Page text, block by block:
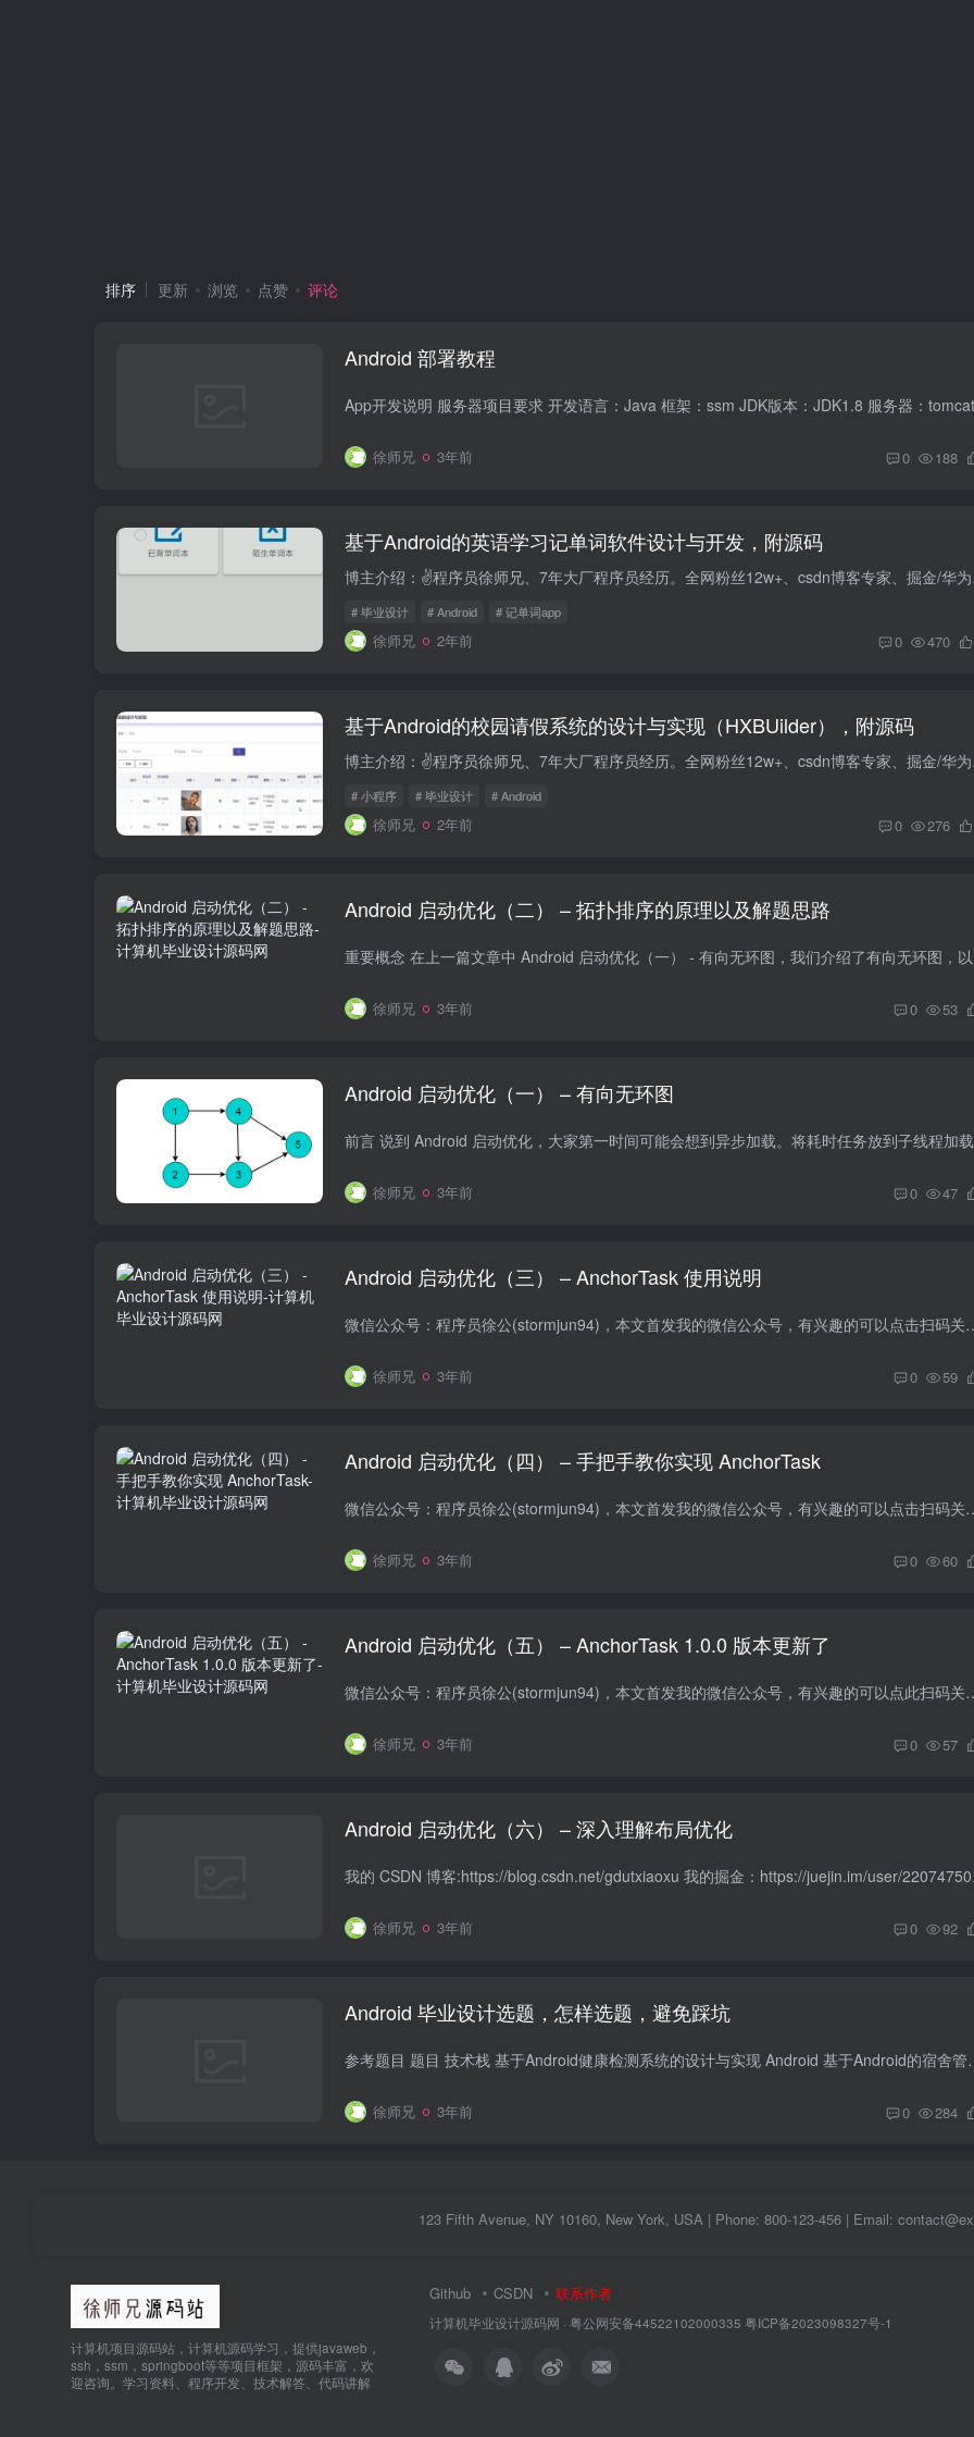
排序 更新 浏览 点赞 评论
Android 部署教程
徐师兄 3年前 0 188
基于Android的英语学习记单词软件设计与开发，附源码
# 毕业设计 # Android # 记单词app
徐师兄 2年前 0 470
基于Android的校园请假系统的设计与实现（HXBUilder），附源码
# 小程序 # 毕业设计 # Android
徐师兄 2年前 0 276
Android 启动优化（二） – 拓扑排序的原理以及解题思路
徐师兄 3年前 0 53
Android 启动优化（一） – 有向无环图
徐师兄 3年前 0 47
Android 启动优化（三） – AnchorTask 使用说明
微信公众号：程序员徐公(stormjun94)，本文首发我的微信公众号
徐师兄 3年前 0 59
Android 启动优化（四） – 手把手教你实现 AnchorTask
微信公众号：程序员徐公(stormjun94)，本文首发我的微信公众号
徐师兄 3年前 0 60
Android 启动优化（五） – AnchorTask 1.0.0 版本更新了
微信公众号：程序员徐公(stormjun94)，本文首发我的微信公众号，
徐师兄 3年前 0 57
Android 启动优化（六） – 深入理解布局优化
我的 CSDN 博
徐师兄 3年前 0 92
Android 毕业设计选题，怎样选题，避免踩坑
参考题目 题目 技术栈 基于Android健康检测系统
徐师兄 3年前 0 284
123 Fifth Avenue, NY 10160, New York, USA | Phone: 800-123-456 | Email:
计算机项目源码站，计算机源码学习，提供javaweb，
ssh，ssm，springboot等等项目框架，源码丰富，欢
迎咨询。学习资料、程序开发、技术解答、代码讲解
Github CSDN 联系作者
计算机毕业设计源码网 · 粤公网安备44522102000335 粤ICP备2023098327号-1